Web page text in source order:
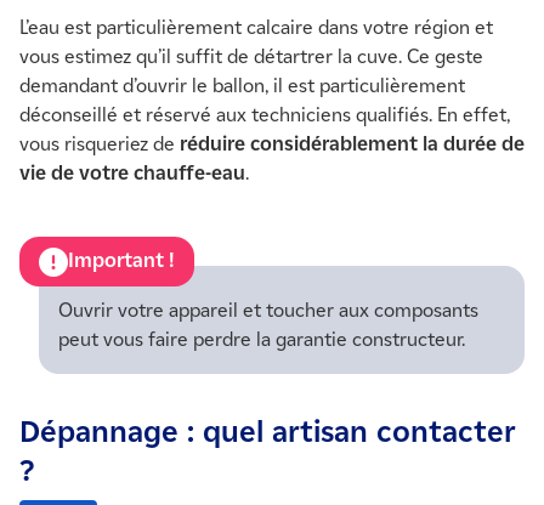
L’eau est particulièrement calcaire dans votre région et
vous estimez qu’il suffit de détartrer la cuve. Ce geste
demandant d’ouvrir le ballon, il est particulièrement
déconseillé et réservé aux techniciens qualifiés. En effet,
vous risqueriez de réduire considérablement la durée de
vie de votre chauffe-eau.
Important !
Ouvrir votre appareil et toucher aux composants
peut vous faire perdre la garantie constructeur.
Dépannage : quel artisan contacter
?